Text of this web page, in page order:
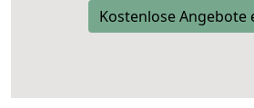
Kostenlose Angebote